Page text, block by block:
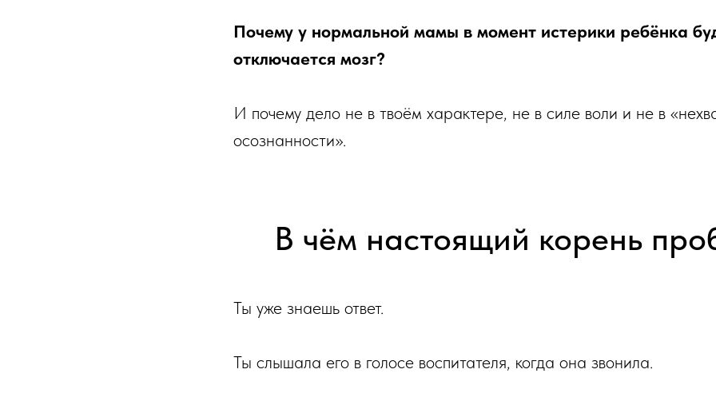
Почему у нормальной мамы в момент истерики ребёнка
отключается мозг?
И почему дело не в твоём характере, не в силе воли и не в
осознанности».
В чём настоящий корень
Ты уже знаешь ответ.
Ты слышала его в голосе воспитателя, когда она звонила.